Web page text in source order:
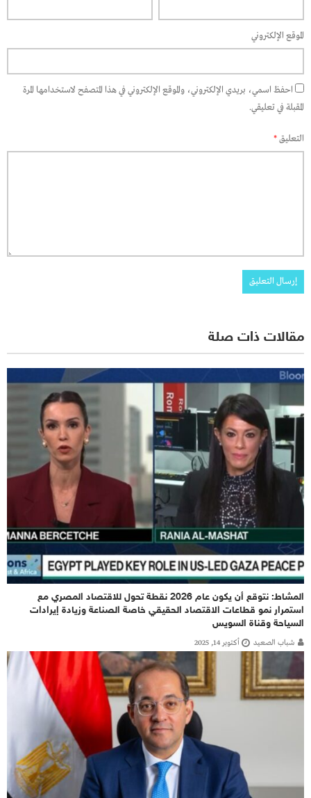
الموقع الإلكتروني
احفظ اسمي، بريدي الإلكتروني، والموقع الإلكتروني في هذا المتصفح لاستخدامها المرة
المقبلة في تعليقي.
التعليق*
مقالات ذات صلة
المشاط: نتوقع أن يكون عام 2026 نقطة تحول للاقتصاد المصري مع
استمرار نمو قطاعات الاقتصاد الحقيقي خاصة الصناعة وزيادة إيرادات
السياحة وقناة السويس
شباب الصعيد أكتوبر 14, 2025